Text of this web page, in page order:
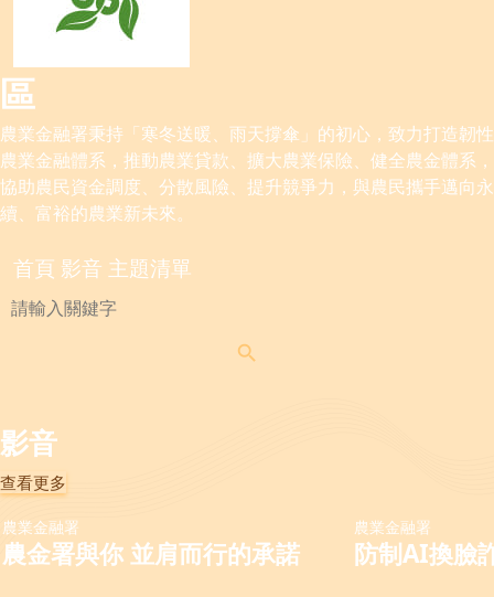
區
農業金融署秉持「寒冬送暖、雨天撐傘」的初心，致力打造韌性
農業金融體系，推動農業貸款、擴大農業保險、健全農金體系，
協助農民資金調度、分散風險、提升競爭力，與農民攜手邁向永
續、富裕的農業新未來。
首頁 影音 主題清單
影音
查看更多
農業金融署
農金署與你 並肩而行的承諾
農業金融署
防制AI換臉